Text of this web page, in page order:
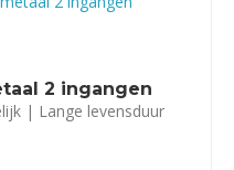
2 ingangen
| Lange levensduur